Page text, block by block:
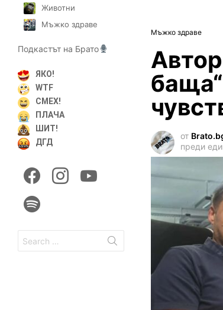
Мъжко здраве
от
преди
Животни
Мъжко здраве
Подкастът на Брато
ЯКО!
WTF
СМЕХ!
ПЛАЧА
ШИТ!
ДГД
for: